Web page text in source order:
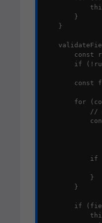
        }
    }
const
if
const
for
//
if
            }
        }
if